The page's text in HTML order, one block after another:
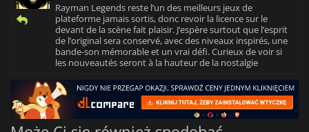
Rayman Legends reste l’un des meilleurs jeux de
plateforme jamais sortis, donc revoir la licence sur le
devant de la scène fait plaisir. J’espère surtout que l’esprit
de l’original sera conservé, avec des niveaux inspirés, une
bande-son mémorable et un vrai défi. Curieux de voir si
les nouveautés seront à la hauteur de la nostalgie